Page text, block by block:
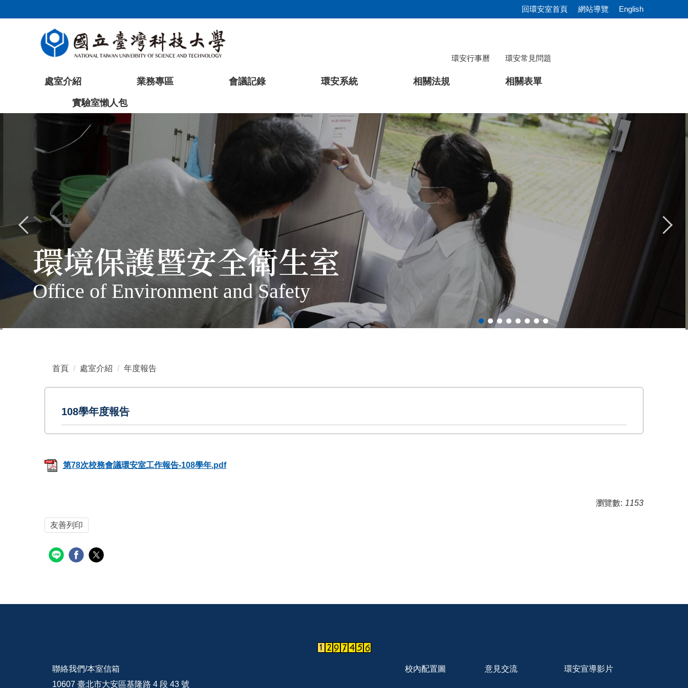
到
回環安室首頁 網站導覽 English
環安行事曆 環安常見問題
處室介紹 業務專區 會議記錄 環安系統 相關法規 相關表單
實驗室懶人包
環境保護暨安全衛生室
Office of Environment and Safety
首頁 處室介紹 年度報告
108學年度報告
第78次校務會議環安室工作報告-108學年.pdf
瀏覽數: 1153
友善列印
聯絡我們/本室信箱
10607 臺北市大安區基隆路 4 段 43 號
校內配置圖 意見交流 環安宣導影片